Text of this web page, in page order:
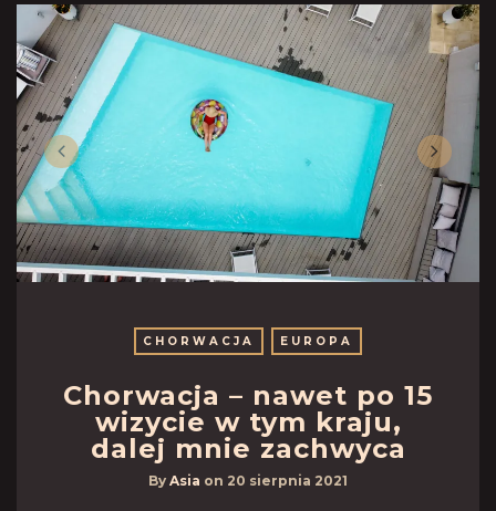
CHORWACJA EUROPA
Chorwacja – nawet po 15
wizycie w tym kraju,
dalej mnie zachwyca
By Asia on 20 sierpnia 2021